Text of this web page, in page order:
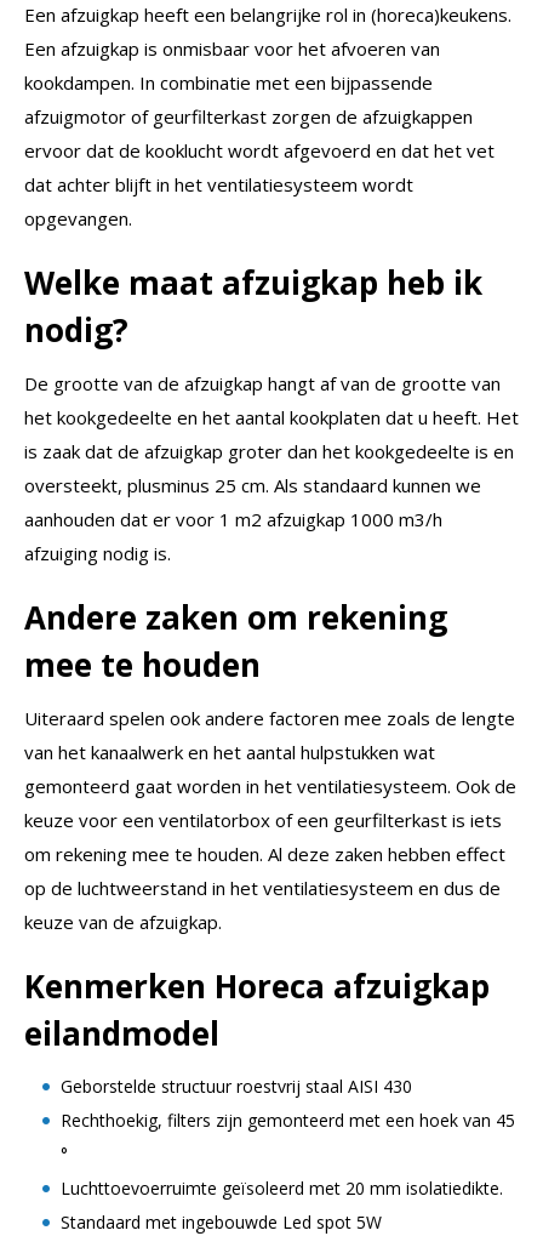
Een afzuigkap heeft een belangrijke rol in (horeca)keukens.
Een afzuigkap is onmisbaar voor het afvoeren van
kookdampen. In combinatie met een bijpassende
afzuigmotor of geurfilterkast zorgen de afzuigkappen
ervoor dat de kooklucht wordt afgevoerd en dat het vet
dat achter blijft in het ventilatiesysteem wordt
opgevangen.
Welke maat afzuigkap heb ik
nodig?
De grootte van de afzuigkap hangt af van de grootte van
het kookgedeelte en het aantal kookplaten dat u heeft. Het
is zaak dat de afzuigkap groter dan het kookgedeelte is en
oversteekt, plusminus 25 cm. Als standaard kunnen we
aanhouden dat er voor 1 m2 afzuigkap 1000 m3/h
afzuiging nodig is.
Andere zaken om rekening
mee te houden
Uiteraard spelen ook andere factoren mee zoals de lengte
van het kanaalwerk en het aantal hulpstukken wat
gemonteerd gaat worden in het ventilatiesysteem. Ook de
keuze voor een ventilatorbox of een geurfilterkast is iets
om rekening mee te houden. Al deze zaken hebben effect
op de luchtweerstand in het ventilatiesysteem en dus de
keuze van de afzuigkap.
Kenmerken Horeca afzuigkap
eilandmodel
Geborstelde structuur roestvrij staal AISI 430
Rechthoekig, filters zijn gemonteerd met een hoek van 45
°
Luchttoevoerruimte geïsoleerd met 20 mm isolatiedikte.
Standaard met ingebouwde Led spot 5W